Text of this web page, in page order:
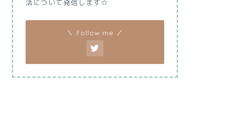
活について発信します☆
＼ Follow me ／